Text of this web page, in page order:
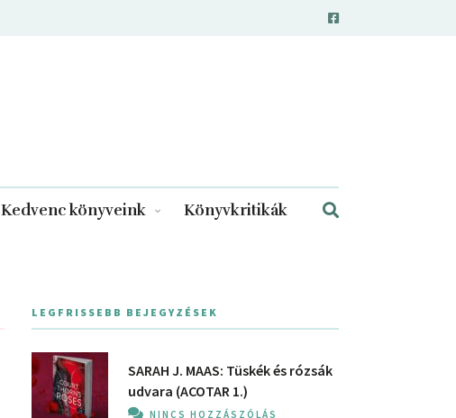
Kedvenc könyveink Könyvkritikák
LEGFRISSEBB BEJEGYZÉSEK
SARAH J. MAAS: Tüskék és rózsák
udvara (ACOTAR 1.)
NINCS HOZZÁSZÓLÁS